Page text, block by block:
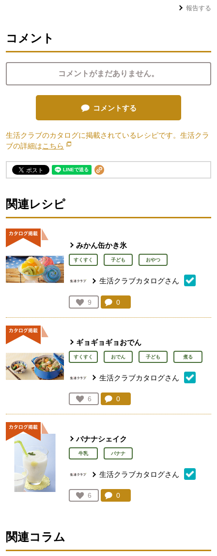
報告する
コメント
コメントがまだありません。
コメントする
生活クラブのカタログに掲載されているレシピです。生活クラ
ブの詳細はこちら 別のウィンドウで開きます。
関連レシピ
みかん缶かき氷
すくすく 子ども おやつ
生活クラブカタログさん
お気に入り登録：
9
人が登録
コメント：
0
ギョギョギョおでん
すくすく おでん 子ども 煮る
生活クラブカタログさん
お気に入り登録：
6
人が登録
コメント：
0
バナナシェイク
牛乳 バナナ
生活クラブカタログさん
お気に入り登録：
6
人が登録
コメント：
0
関連コラム